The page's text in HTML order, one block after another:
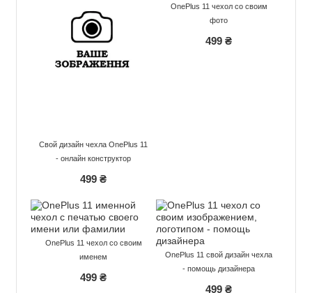
Свой дизайн чехла OnePlus 11
- онлайн конструктор
499 ₴
OnePlus 11 чехол со своим
фото
499 ₴
OnePlus 11 чехол со своим
именем
499 ₴
OnePlus 11 свой дизайн чехла
- помощь дизайнера
499 ₴